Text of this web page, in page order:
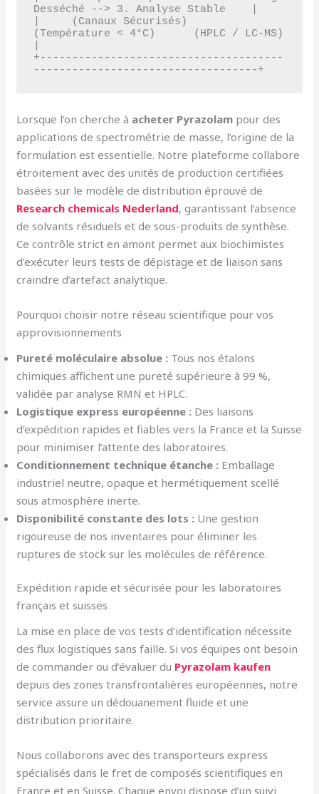
Desséché --> 3. Analyse Stable    |
|     (Canaux Sécurisés)
(Température < 4°C)      (HPLC / LC-MS)
+--------------------------------------
Lorsque l’on cherche à acheter Pyrazolam pour des
applications de spectrométrie de masse, l’origine de la
formulation est essentielle. Notre plateforme collabore
étroitement avec des unités de production certifiées
basées sur le modèle de distribution éprouvé de
Research chemicals Nederland, garantissant l’absence
de solvants résiduels et de sous-produits de synthèse.
Ce contrôle strict en amont permet aux biochimistes
d’exécuter leurs tests de dépistage et de liaison sans
craindre d’artefact analytique.
Pourquoi choisir notre réseau scientifique pour vos
approvisionnements
Pureté moléculaire absolue : Tous nos étalons
chimiques affichent une pureté supérieure à 99 %,
validée par analyse RMN et HPLC.
Logistique express européenne : Des liaisons
d’expédition rapides et fiables vers la France et la Suisse
pour minimiser l’attente des laboratoires.
Conditionnement technique étanche : Emballage
industriel neutre, opaque et hermétiquement scellé
sous atmosphère inerte.
Disponibilité constante des lots : Une gestion
rigoureuse de nos inventaires pour éliminer les
ruptures de stock sur les molécules de référence.
Expédition rapide et sécurisée pour les laboratoires
français et suisses
La mise en place de vos tests d’identification nécessite
des flux logistiques sans faille. Si vos équipes ont besoin
de commander ou d’évaluer du Pyrazolam kaufen
depuis des zones transfrontalières européennes, notre
service assure un dédouanement fluide et une
distribution prioritaire.
Nous collaborons avec des transporteurs express
spécialisés dans le fret de composés scientifiques en
France et en Suisse. Chaque envoi dispose d’un suivi